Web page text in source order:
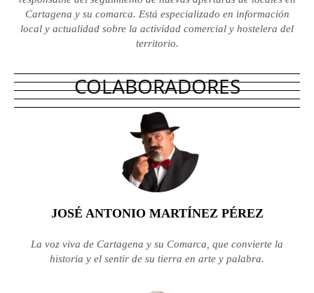
Cartagena y su comarca. Está especializado en información
local y actualidad sobre la actividad comercial y hostelera del
territorio.
COLABORADORES
JOSÉ ANTONIO MARTÍNEZ PÉREZ
La voz viva de Cartagena y su Comarca, que convierte la
historia y el sentir de su tierra en arte y palabra.